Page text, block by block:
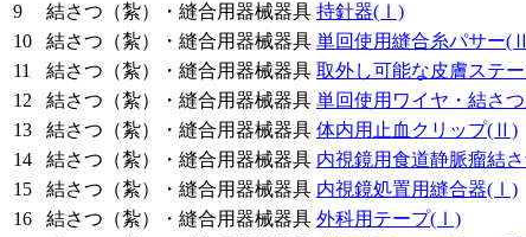
9
結さつ（紮）・縫合用器械器具 持針器(Ⅰ)
10
結さつ（紮）・縫合用器械器具 単回使用縫合糸パサー
11
結さつ（紮）・縫合用器械器具 取外し可能な皮膚ステ
12
結さつ（紮）・縫合用器械器具 単回使用ワイヤ・結さ
13
結さつ（紮）・縫合用器械器具 体内用止血クリップ(Ⅱ)
14
結さつ（紮）・縫合用器械器具 内視鏡用食道静脈瘤結
15
結さつ（紮）・縫合用器械器具 内視鏡処置用縫合器(Ⅰ)
16
結さつ（紮）・縫合用器械器具 外科用テープ(Ⅰ)